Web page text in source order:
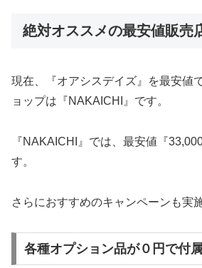
絶対オススメの最安値販売
現在、『オアシスデイズ』を最安値
ョップは『NAKAICHI』です。
『NAKAICHI』では、最安値『
す。
さらにおすすめのキャンペーンも実施
各種オプション品が０円で付